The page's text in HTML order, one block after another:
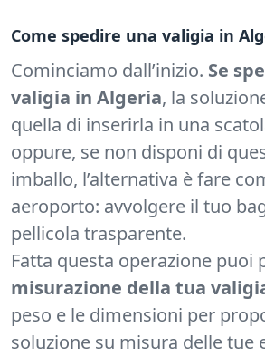
Come spedire una valigia in
Cominciamo dall’inizio. Se
valigia in Algeria, la
quella di inserirla in una
oppure, se non disponi di
imballo, l’alternativa è fare
aeroporto: avvolgere il tuo
pellicola trasparente.
Fatta questa operazione puoi
misurazione della tua
peso e le dimensioni per
soluzione su misura delle tue